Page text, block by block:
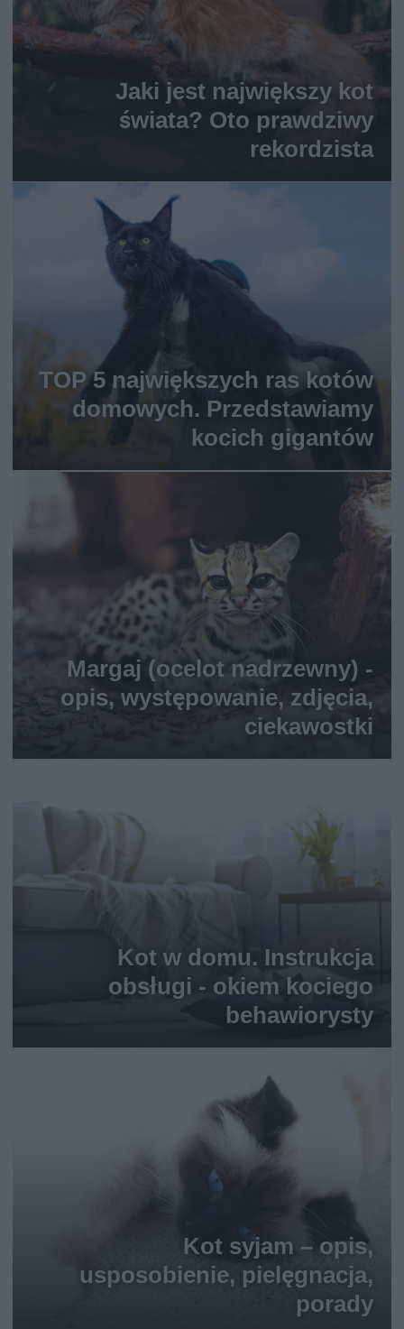
Jaki jest największy kot
świata? Oto prawdziwy
rekordzista
TOP 5 największych ras kotów
domowych. Przedstawiamy
kocich gigantów
Margaj (ocelot nadrzewny) -
opis, występowanie, zdjęcia,
ciekawostki
Kot w domu. Instrukcja
obsługi - okiem kociego
behawiorysty
Kot syjam – opis,
usposobienie, pielęgnacja,
porady